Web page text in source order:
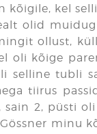
kõigile, kel
olid
ollust,
oli kõige
selline tubli
tiirus
sain 2, püsti
minu